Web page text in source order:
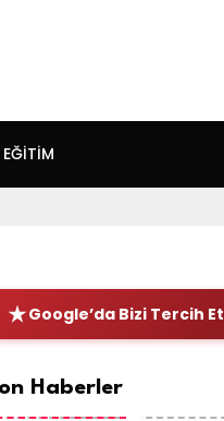
EĞITIM
Google’da Bizi Tercih Et
Haberler